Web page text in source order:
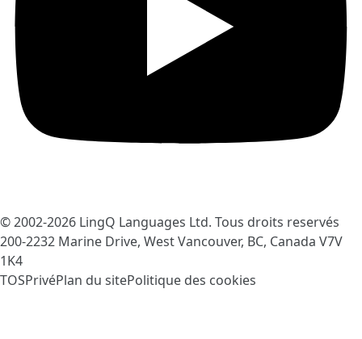
© 2002-2026 LingQ Languages Ltd. Tous droits reservés
200-2232 Marine Drive, West Vancouver, BC, Canada V7V
1K4
TOSPrivéPlan du sitePolitique des cookies